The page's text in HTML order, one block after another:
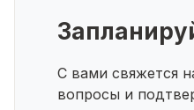
развивающий центр,
Быстрый выход на
С вами свяжется
вопросы и